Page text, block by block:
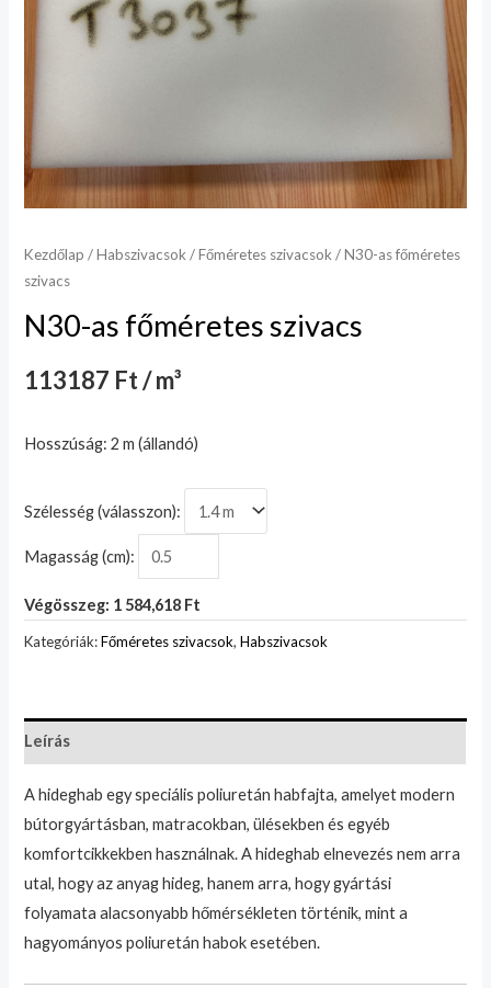
Kezdőlap /Habszivacsok /Főméretes szivacsok / N30-as főméretes
szivacs
N30-as főméretes szivacs
113187 Ft / m³
Hosszúság: 2 m (állandó)
Szélesség (válasszon):
Magasság (cm):
Végösszeg: 1 584,618 Ft
Kategóriák:Főméretes szivacsok,Habszivacsok
Leírás
A hideghab egy speciális poliuretán habfajta, amelyet modern
bútorgyártásban, matracokban, ülésekben és egyéb
komfortcikkekben használnak. A hideghab elnevezés nem arra
utal, hogy az anyag hideg, hanem arra, hogy gyártási
folyamata alacsonyabb hőmérsékleten történik, mint a
hagyományos poliuretán habok esetében.